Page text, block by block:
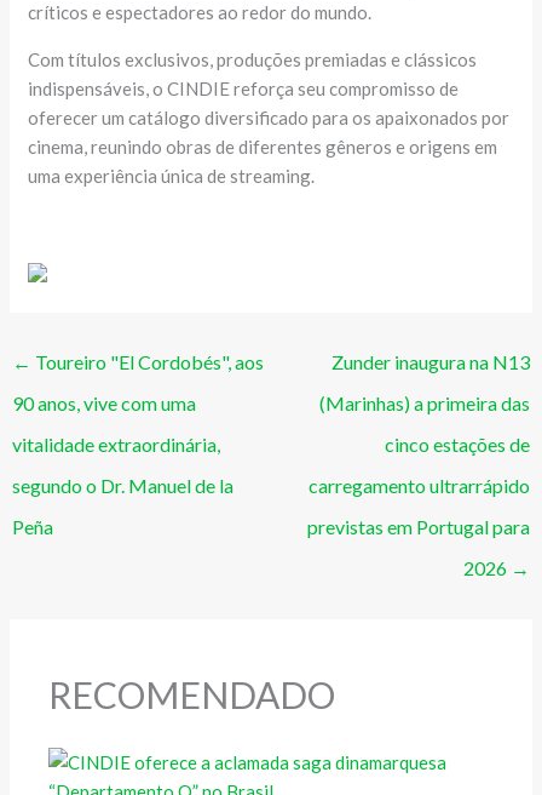
críticos e espectadores ao redor do mundo.
Com títulos exclusivos, produções premiadas e clássicos
indispensáveis, o CINDIE reforça seu compromisso de
oferecer um catálogo diversificado para os apaixonados por
cinema, reunindo obras de diferentes gêneros e origens em
uma experiência única de streaming.
← Toureiro "El Cordobés", aos
90 anos, vive com uma
vitalidade extraordinária,
segundo o Dr. Manuel de la
Peña
Zunder inaugura na N13
(Marinhas) a primeira das
cinco estações de
carregamento ultrarrápido
previstas em Portugal para
2026 →
RECOMENDADO